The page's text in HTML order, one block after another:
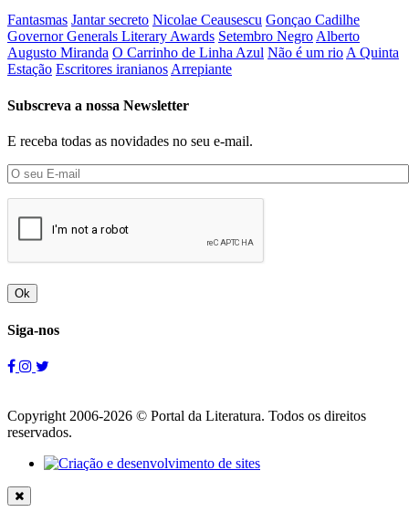
Fantasmas Jantar secreto Nicolae Ceausescu Gonçao Cadilhe
Governor Generals Literary Awards Setembro NegroAlberto
Augusto Miranda O Carrinho de Linha Azul Não é um rioA Quinta
Estação Escritores iranianosArrepiante
Subscreva a nossa Newsletter
E receba todas as novidades no seu e-mail.
Ok
Siga-nos
Copyright 2006-2026 © Portal da Literatura. Todos os direitos
reservados.